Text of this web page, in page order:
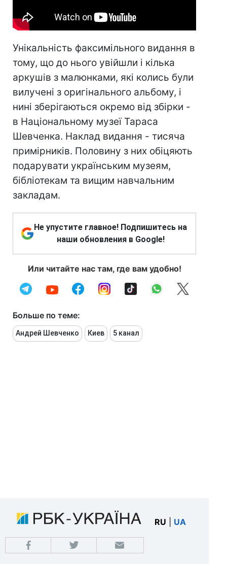
Унікальність факсимільного видання в
тому, що до нього увійшли і кілька
аркушів з малюнками, які колись були
вилучені з оригінального альбому, і
нині зберігаються окремо від збірки -
в Національному музеї Тараса
Шевченка. Наклад видання - тисяча
примірників. Половину з них обіцяють
подарувати українським музеям,
бібліотекам та вищим навчальним
закладам.
Не упустите главное! Подпишитесь на
наши обновления в Google!
Или читайте нас там, где вам удобно!
Больше по теме:
Андрей Шевченко Киев 5 канал
RU UA